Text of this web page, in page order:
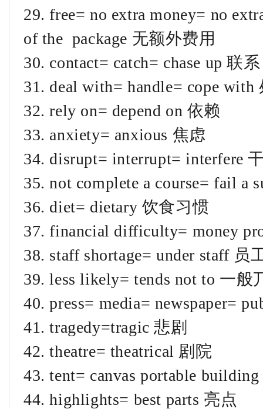
29. free= no extra money= no
of the package 无额外费用
30. contact= catch= chase up 联系
31. deal with= handle= cope with
32. rely on= depend on 依赖
33. anxiety= anxious 焦虑
34. disrupt= interrupt= interfere
35. not complete a course= fail a
36. diet= dietary 饮食习惯
37. financial difficulty= money
38. staff shortage= under staff 员
39. less likely= tends not to 一般
40. press= media= newspaper=
41. tragedy=tragic 悲剧
42. theatre= theatrical 剧院
43. tent= canvas portable
44. highlights= best parts 亮点